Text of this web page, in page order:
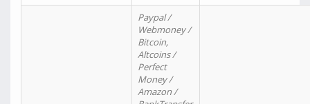
Paypal /
Webmoney /
Bitcoin,
Altcoins /
Perfect
Money /
Amazon /